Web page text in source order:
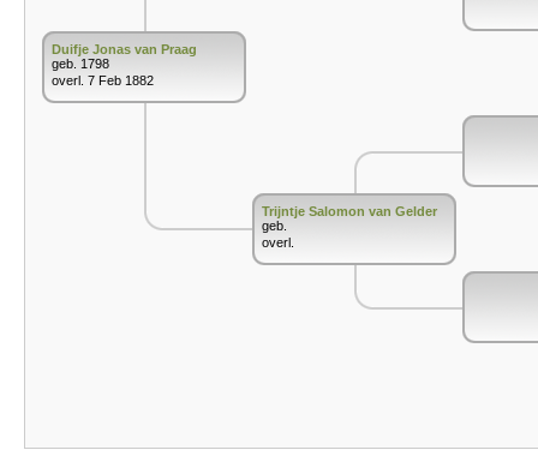
Duifje Jonas van Praag
geb. 1798
overl. 7 Feb 1882
Trijntje Salomon van Gelder
geb.
overl.